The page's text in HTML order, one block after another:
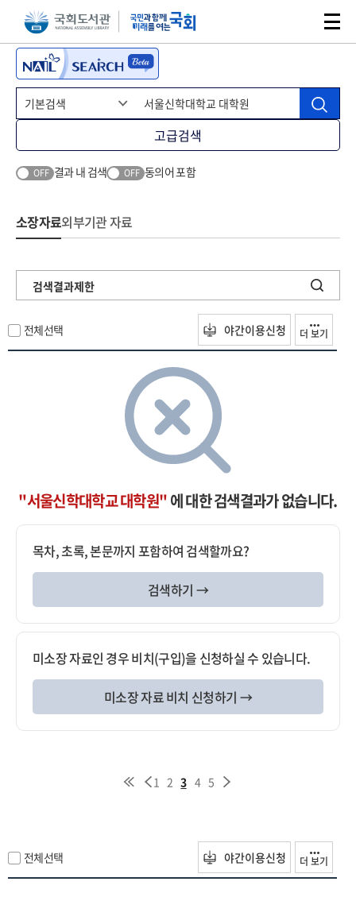
본문 바로가기주메뉴 바로가기
고급검색
OFF 결과 내 검색 OFF 동의어 포함
소장자료외부기관 자료
검색결과제한
전체선택 야간이용신청 더 보기
"서울신학대학교 대학원"에 대한 검색결과가 없습니다.
목차, 초록, 본문까지 포함하여 검색할까요?
검색하기 →
미소장 자료인 경우 비치(구입)을 신청하실 수 있습니다.
미소장 자료 비치 신청하기 →
1 2 3 4 5
전체선택 야간이용신청 더 보기